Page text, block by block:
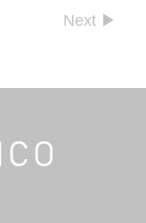
Next ▶︎︎